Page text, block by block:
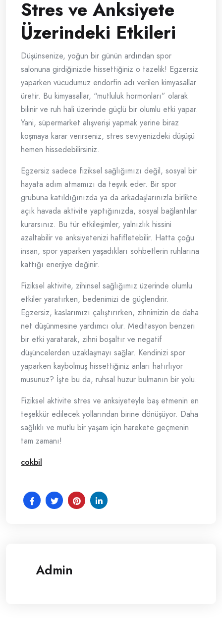
Stres ve Anksiyete
Üzerindeki Etkileri
Düşünsenize, yoğun bir günün ardından spor
salonuna girdiğinizde hissettiğiniz o tazelik! Egzersiz
yaparken vücudumuz endorfin adı verilen kimyasallar
üretir. Bu kimyasallar, “mutluluk hormonları” olarak
bilinir ve ruh hali üzerinde güçlü bir olumlu etki yapar.
Yani, süpermarket alışverişi yapmak yerine biraz
koşmaya karar verirseniz, stres seviyenizdeki düşüşü
hemen hissedebilirsiniz.
Egzersiz sadece fiziksel sağlığımızı değil, sosyal bir
hayata adım atmamızı da teşvik eder. Bir spor
grubuna katıldığınızda ya da arkadaşlarınızla birlikte
açık havada aktivite yaptığınızda, sosyal bağlantılar
kurarsınız. Bu tür etkileşimler, yalnızlık hissini
azaltabilir ve anksiyetenizi hafifletebilir. Hatta çoğu
insan, spor yaparken yaşadıkları sohbetlerin ruhlarına
kattığı enerjiye değinir.
Fiziksel aktivite, zihinsel sağlığımız üzerinde olumlu
etkiler yaratırken, bedenimizi de güçlendirir.
Egzersiz, kaslarımızı çalıştırırken, zihnimizin de daha
net düşünmesine yardımcı olur. Meditasyon benzeri
bir etki yaratarak, zihni boşaltır ve negatif
düşüncelerden uzaklaşmayı sağlar. Kendinizi spor
yaparken kaybolmuş hissettiğiniz anları hatırlıyor
musunuz? İşte bu da, ruhsal huzur bulmanın bir yolu.
Fiziksel aktivite stres ve anksiyeteyle baş etmenin en
teşekkür edilecek yollarından birine dönüşüyor. Daha
sağlıklı ve mutlu bir yaşam için harekete geçmenin
tam zamanı!
cokbil
Admin